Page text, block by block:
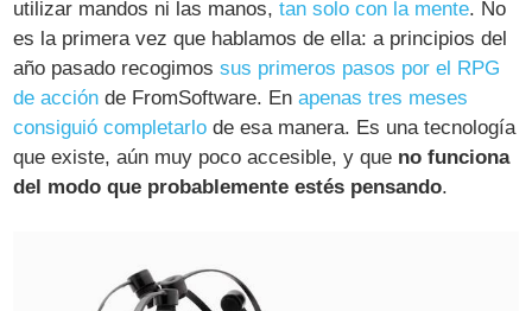
utilizar mandos ni las manos,tan solo con la mente. No
es la primera vez que hablamos de ella: a principios del
año pasado recogimossus primeros pasos por el RPG
de acción de FromSoftware. Enapenas tres meses
consiguió completarlo de esa manera. Es una tecnología
que existe, aún muy poco accesible, y que no funciona
del modo que probablemente estés pensando.